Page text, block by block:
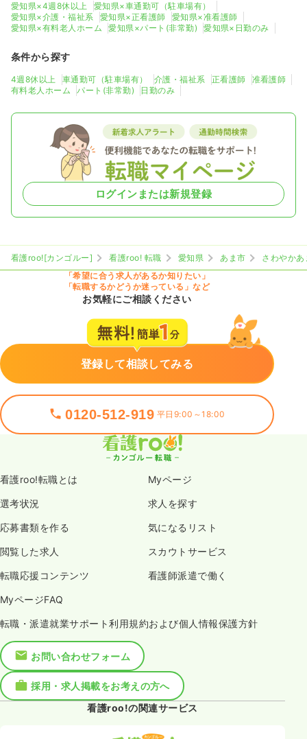
愛知県×4週8休以上
愛知県×車通勤可（駐車場有）
愛知県×介護・福祉系
愛知県×正看護師
愛知県×准看護師
愛知県×有料老人ホーム
愛知県×パート(非常勤) 愛知県×日勤のみ
条件から探す
4週8休以上 車通勤可（駐車場有） 介護・福祉系 正看護師
准看護師
有料老人ホーム
パート(非常勤) 日勤のみ
ログインまたは新規登録
看護roo![カンゴルー] 看護roo! 転職 愛知県 あま市
さわやかあ
「希望に合う求人があるか知りたい」
「転職するかどうか迷っている」など
お気軽にご相談ください
登録して相談してみる
0120-512-919 平日9:00～18:00
看護roo!転職とは Myページ
選考状況 求人を探す
応募書類を作る 気になるリスト
閲覧した求人 スカウトサービス
転職応援コンテンツ 看護師派遣で働く
MyページFAQ
転職・派遣就業サポート利用規約および個人情報保護方針
お問い合わせフォーム
採用・求人掲載をお考えの方へ
看護roo!の関連サービス